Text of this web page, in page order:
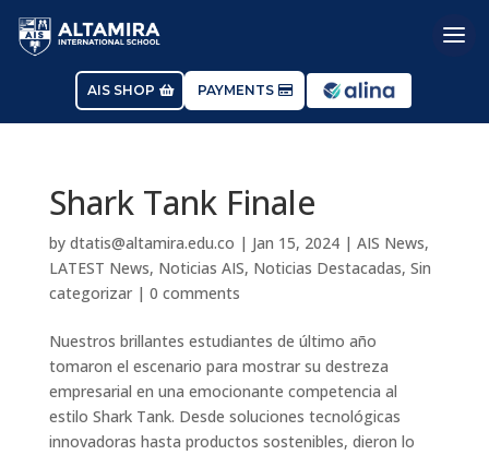
AIS SHOP PAYMENTS
Shark Tank Finale
by dtatis@altamira.edu.co | Jan 15, 2024| AIS News,
LATEST News, Noticias AIS, Noticias Destacadas, Sin
categorizar| 0 comments
Nuestros brillantes estudiantes de último año
tomaron el escenario para mostrar su destreza
empresarial en una emocionante competencia al
estilo Shark Tank. Desde soluciones tecnológicas
innovadoras hasta productos sostenibles, dieron lo